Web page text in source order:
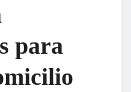
para